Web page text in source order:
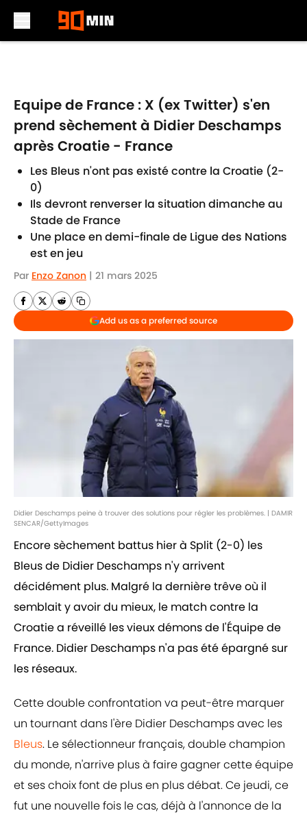
Equipe de France : X (ex Twitter) s'en
prend sèchement à Didier Deschamps
après Croatie - France
Les Bleus n'ont pas existé contre la Croatie (2-
0)
Ils devront renverser la situation dimanche au
Stade de France
Une place en demi-finale de Ligue des Nations
est en jeu
Par Enzo Zanon | 21 mars 2025
Add us as a preferred source
Didier Deschamps peine à trouver des solutions pour régler les problèmes. | DAMIR
SENCAR/GettyImages
Encore sèchement battus hier à Split (2-0) les
Bleus de Didier Deschamps n'y arrivent
décidément plus. Malgré la dernière trêve où il
semblait y avoir du mieux, le match contre la
Croatie a réveillé les vieux démons de l'Équipe de
France. Didier Deschamps n'a pas été épargné sur
les réseaux.
Cette double confrontation va peut-être marquer
un tournant dans l'ère Didier Deschamps avec les
Bleus. Le sélectionneur français, double champion
du monde, n'arrive plus à faire gagner cette équipe
et ses choix font de plus en plus débat. Ce jeudi, ce
fut une nouvelle fois le cas, déjà à l'annonce de la